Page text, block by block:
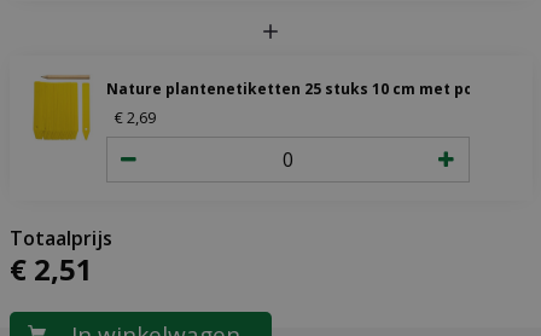
Nature plantenetiketten 25 stuks 10 cm met potlood
€ 2 69
€ 2,51